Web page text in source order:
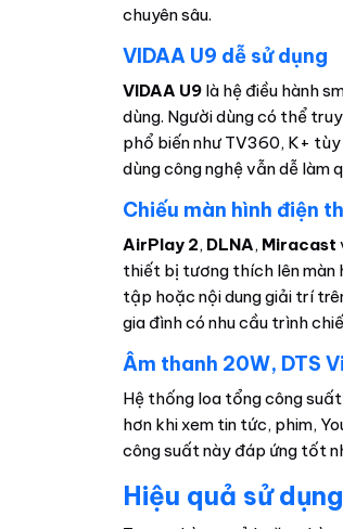
chuyên sâu.
VIDAA U9 dễ sử dụng
VIDAA U9 là hệ điều hành
dùng. Người dùng có thể
phổ biến như TV360, K+
dùng công nghệ vẫn dễ làm
Chiếu màn hình điện
AirPlay 2, DLNA, Miracast
thiết bị tương thích lên màn
tập hoặc nội dung giải trí
gia đình có nhu cầu trình
Âm thanh 20W, DTS
Hệ thống loa tổng công suất
hơn khi xem tin tức, phim,
công suất này đáp ứng tốt
Hiệu quả sử